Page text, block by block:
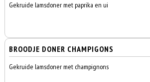
Gekruide lamsdoner met paprika en ui
BROODJE DONER CHAMPIGONS
Gekruide lamsdoner met champignons